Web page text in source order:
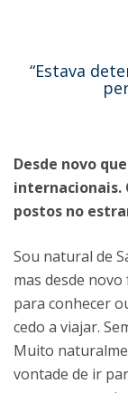
“Estava
Desde novo
internacionais.
postos no
Sou natural de
mas desde
para conhecer
cedo a viajar.
Muito
vontade de ir